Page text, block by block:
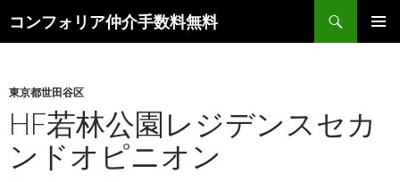
コンフォリア仲介手数料無料
索
ン
ツ
へ
ス
キ
東京都世田谷区
HF若林公園レジデンスセカ
ンドオピニオン